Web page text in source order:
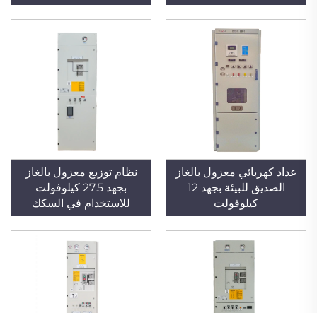
عداد كهربائي معزول بالغاز
الصديق للبيئة بجهد 12
كيلوفولت
نظام توزيع معزول بالغاز
بجهد 27.5 كيلوفولت
للاستخدام في السكك
الحديدية